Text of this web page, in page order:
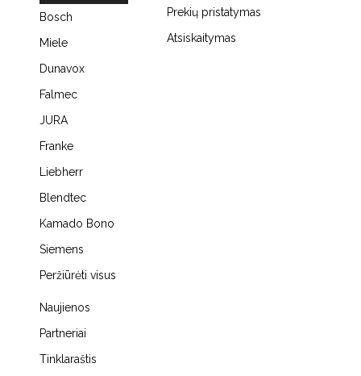
Bosch
Miele
Dunavox
Falmec
JURA
Franke
Liebherr
Blendtec
Kamado Bono
Siemens
Peržiūrėti visus
Naujienos
Partneriai
Tinklaraštis
Prekių pristatymas
Atsiskaitymas